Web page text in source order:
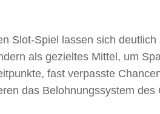
Slot-Spiel lassen sich
als gezieltes Mittel, um
fast verpasste
das Belohnungssystem